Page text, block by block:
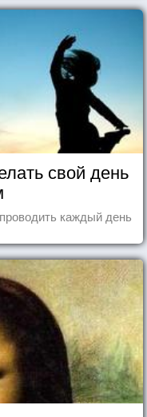
свой день
каждый день